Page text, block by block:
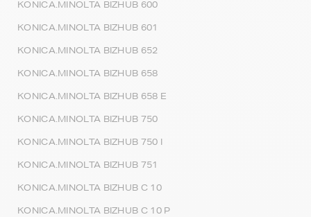
KONICA.MINOLTA BIZHUB 600
KONICA.MINOLTA BIZHUB 601
KONICA.MINOLTA BIZHUB 652
KONICA.MINOLTA BIZHUB 658
KONICA.MINOLTA BIZHUB 658 E
KONICA.MINOLTA BIZHUB 750
KONICA.MINOLTA BIZHUB 750 I
KONICA.MINOLTA BIZHUB 751
KONICA.MINOLTA BIZHUB C 10
KONICA.MINOLTA BIZHUB C 10 P